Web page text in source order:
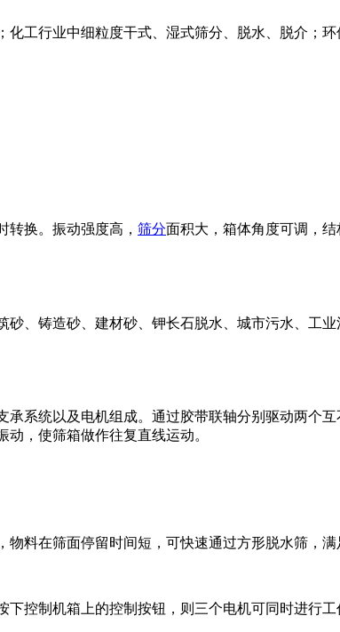
工行业中细粒度干式、湿式筛分、脱水、脱介；
换。振动强度高， 筛分面积大，箱体角度可调，
、铸造砂、建材砂、钾长石脱水、城市污水、工
系统以及电机组成。通过胶带联轴分别驱动两个
，使筛箱做作往复直线运动。
料在筛面停留时间短，可快速通过方形脱水筛，满
控制机箱上的控制按钮，则三个电机可同时进行